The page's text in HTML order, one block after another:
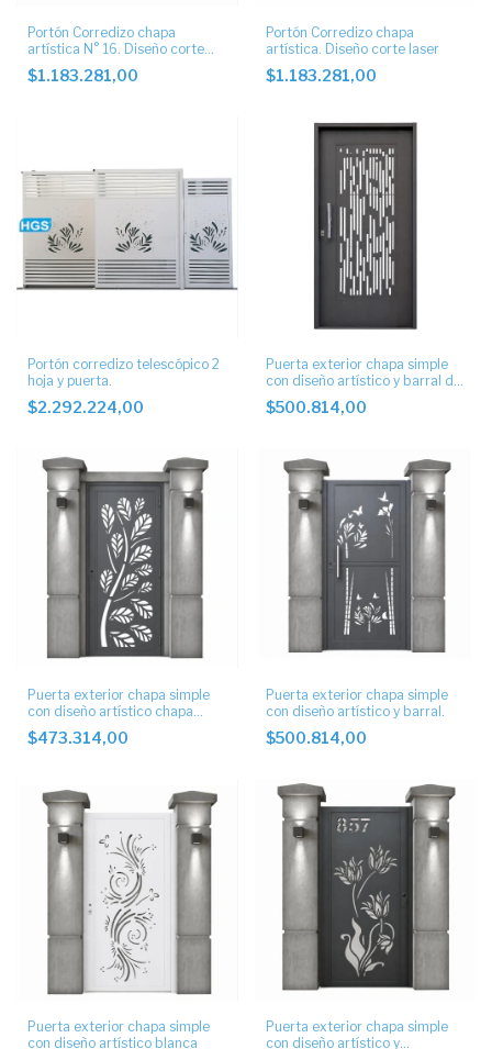
Portón Corredizo chapa
artística N° 16. Diseño corte
laser
$1.183.281,00
Portón Corredizo chapa
artística. Diseño corte laser
$1.183.281,00
Portón corredizo telescópico 2
hoja y puerta.
$2.292.224,00
Puerta exterior chapa simple
con diseño artístico y barral de
acero
$500.814,00
Puerta exterior chapa simple
con diseño artístico chapa
corte laser
$473.314,00
Puerta exterior chapa simple
con diseño artístico y barral.
$500.814,00
Puerta exterior chapa simple
con diseño artístico blanca
Puerta exterior chapa simple
con diseño artístico y